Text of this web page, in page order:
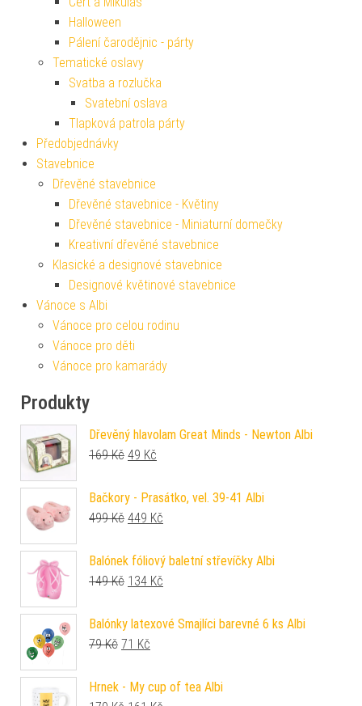
Halloween
Pálení čarodějnic - párty
Tematické oslavy
Svatba a rozlučka
Svatební oslava
Tlapková patrola párty
Předobjednávky
Stavebnice
Dřevěné stavebnice
Dřevěné stavebnice - Květiny
Dřevěné stavebnice - Miniaturní domečky
Kreativní dřevěné stavebnice
Klasické a designové stavebnice
Designové květinové stavebnice
Vánoce s Albi
Vánoce pro celou rodinu
Vánoce pro děti
Vánoce pro kamarády
Produkty
Dřevěný hlavolam Great Minds - Newton Albi
169Kč Původní cena byla: 169 Kč.
49 Kč
Bačkory - Prasátko, vel. 39-41 Albi
499Kč Původní cena byla: 499 Kč.
449 Kč
Balónek fóliový baletní střevíčky Albi
149Kč Původní cena byla: 149 Kč.
134 Kč
Balónky latexové Smajlíci barevné 6 ks Albi
79Kč Původní cena byla: 79 Kč.
71 Kč
Hrnek - My cup of tea Albi